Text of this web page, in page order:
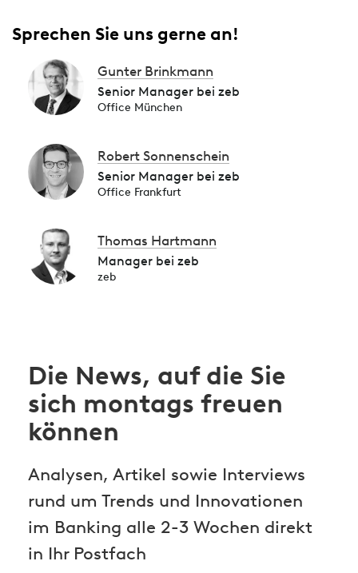
Sprechen Sie uns gerne an!
Gunter Brinkmann
Senior Manager bei zeb
Office München
Robert Sonnenschein
Senior Manager bei zeb
Office Frankfurt
Thomas Hartmann
Manager bei zeb
zeb
Die News, auf die Sie
sich montags freuen
können
Analysen, Artikel sowie Interviews
rund um Trends und Innovationen
im Banking alle 2-3 Wochen direkt
in Ihr Postfach